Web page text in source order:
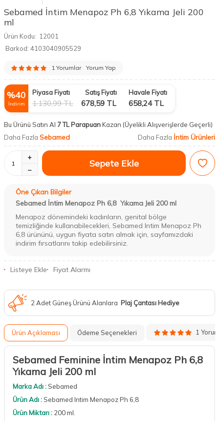
Sebamed İntim Menapoz Ph 6,8 Yıkama Jeli 200
ml
Ürün Kodu: 12001
Barkod: 4103040905529
1 Yorumlar Yorum Yap
%40
İndirim
Piyasa Fiyatı
1.130,99TL
Satış Fiyatı
678,59 TL
Havale Fiyatı
658,24TL
Bu Ürünü Satın Al 7 TL ParapuanKazan (Üyelikli Alışverişlerde Geçerli)
Daha Fazla Sebamed Daha Fazla İntim Ürünleri
Sepete Ekle
Öne Çıkan Bilgiler
Sebamed İntim Menapoz Ph 6,8 Yıkama Jeli 200 ml
Menapoz dönemindeki kadınların, genital bölge
temizliğinde kullanabilecekleri, Sebamed Intim Menapoz Ph
6,8 ürününü, uygun fiyata satın almak için, sayfamızdaki
indirim fırsatlarını takip edebilirsiniz.
Listeye Ekle Fiyat Alarmı
2 Adet Güneş Ürünü Alanlara Plaj Çantası Hediye
Ürün Açıklaması Ödeme Seçenekleri 1 Yorum
Sebamed Feminine İntim Menapoz Ph 6,8
Yıkama Jeli 200 ml
Marka Adı : Sebamed
Ürün Adı : Sebamed Intim Menapoz Ph 6,8
Ürün Miktarı : 200 ml.